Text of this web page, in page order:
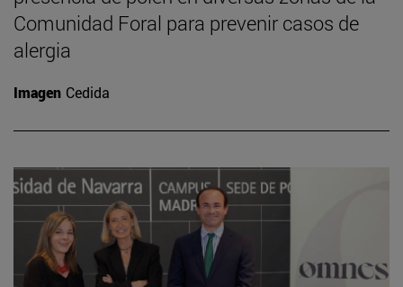
Comunidad Foral para prevenir casos de
alergia
Imagen Cedida